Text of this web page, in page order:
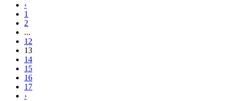
‹
1
2
...
12
13
14
15
16
17
›